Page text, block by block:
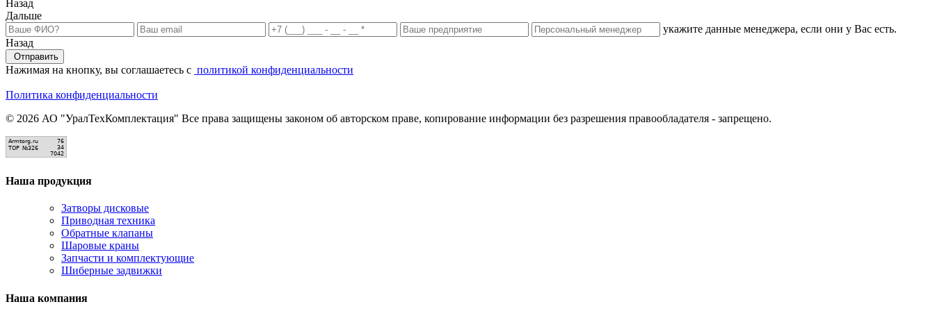
Назад
Дальше
укажите данные менеджера, если они у Вас есть.
Назад
Отправить
Нажимая на кнопку, вы соглашаетесь с политикой конфиденциальности
Политика конфиденциальности
© 2026 АО "УралТехКомплектация" Все права защищены законом об авторском праве, копирование информации без разрешения правообладателя - запрещено.
Наша продукция
Затворы дисковые
Приводная техника
Обратные клапаны
Шаровые краны
Запчасти и комплектующие
Шиберные задвижки
Наша компания